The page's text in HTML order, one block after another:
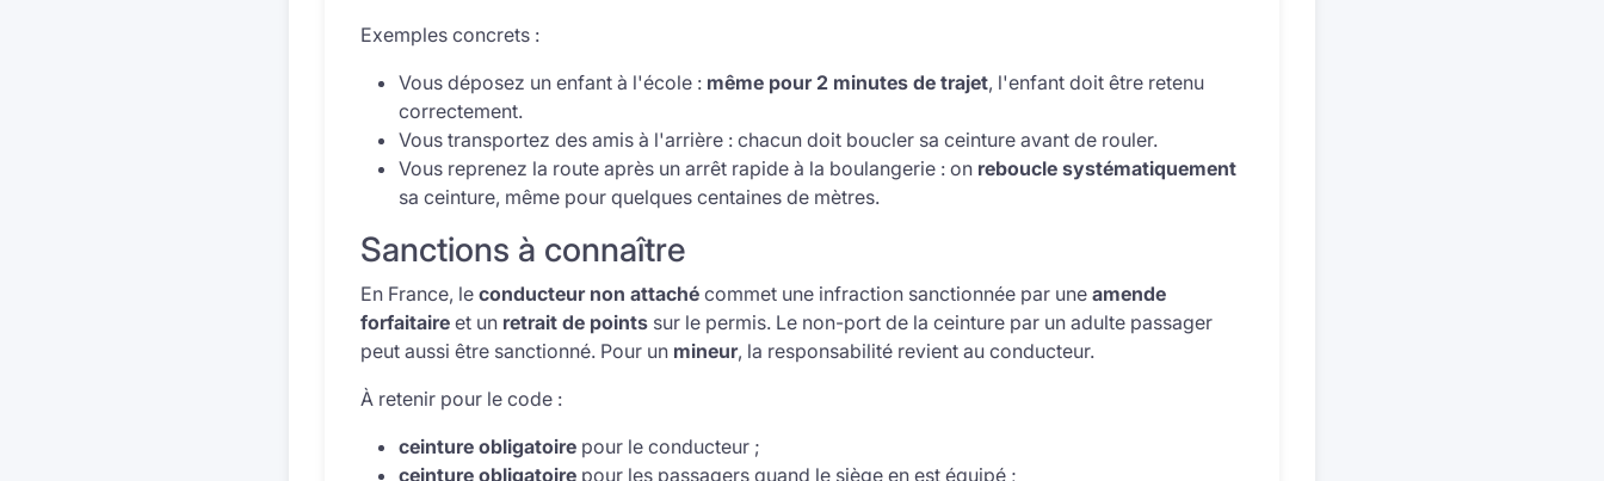
Exemples concrets :
Vous déposez un enfant à l'école : même pour 2 minutes de trajet, l'enfant doit être retenu
correctement.
Vous transportez des amis à l'arrière : chacun doit boucler sa ceinture avant de rouler.
Vous reprenez la route après un arrêt rapide à la boulangerie : on reboucle systématiquement
sa ceinture, même pour quelques centaines de mètres.
Sanctions à connaître
En France, le conducteur non attaché commet une infraction sanctionnée par une amende
forfaitaire et un retrait de points sur le permis. Le non-port de la ceinture par un adulte passager
peut aussi être sanctionné. Pour un mineur, la responsabilité revient au conducteur.
À retenir pour le code :
ceinture obligatoire pour le conducteur ;
ceinture obligatoire pour les passagers quand le siège en est équipé ;